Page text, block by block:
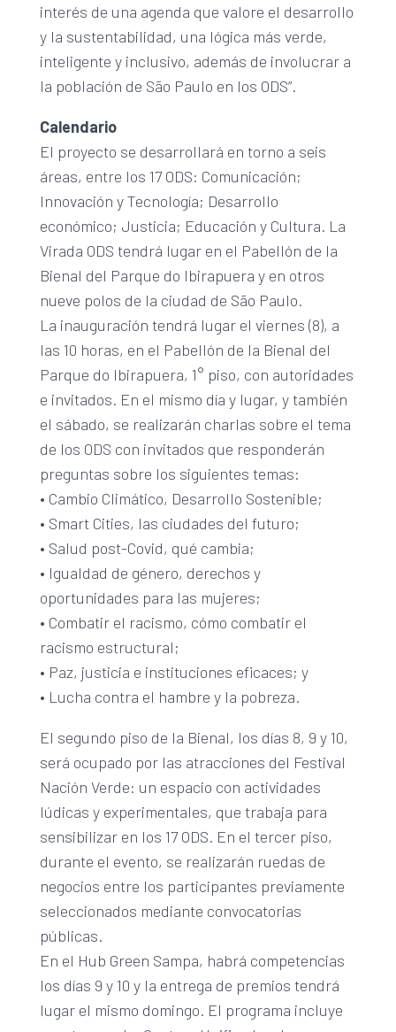
interés de una agenda que valore el desarrollo
y la sustentabilidad, una lógica más verde,
inteligente y inclusivo, además de involucrar a
la población de São Paulo en los ODS”.
Calendario
El proyecto se desarrollará en torno a seis
áreas, entre los 17 ODS: Comunicación;
Innovación y Tecnología; Desarrollo
económico; Justicia; Educación y Cultura. La
Virada ODS tendrá lugar en el Pabellón de la
Bienal del Parque do Ibirapuera y en otros
nueve polos de la ciudad de São Paulo.
La inauguración tendrá lugar el viernes (8), a
las 10 horas, en el Pabellón de la Bienal del
Parque do Ibirapuera, 1° piso, con autoridades
e invitados. En el mismo día y lugar, y también
el sábado, se realizarán charlas sobre el tema
de los ODS con invitados que responderán
preguntas sobre los siguientes temas:
• Cambio Climático, Desarrollo Sostenible;
• Smart Cities, las ciudades del futuro;
• Salud post-Covid, qué cambia;
• Igualdad de género, derechos y
oportunidades para las mujeres;
• Combatir el racismo, cómo combatir el
racismo estructural;
• Paz, justicia e instituciones eficaces; y
• Lucha contra el hambre y la pobreza.
El segundo piso de la Bienal, los días 8, 9 y 10,
será ocupado por las atracciones del Festival
Nación Verde: un espacio con actividades
lúdicas y experimentales, que trabaja para
sensibilizar en los 17 ODS. En el tercer piso,
durante el evento, se realizarán ruedas de
negocios entre los participantes previamente
seleccionados mediante convocatorias
públicas.
En el Hub Green Sampa, habrá competencias
los días 9 y 10 y la entrega de premios tendrá
lugar el mismo domingo. El programa incluye